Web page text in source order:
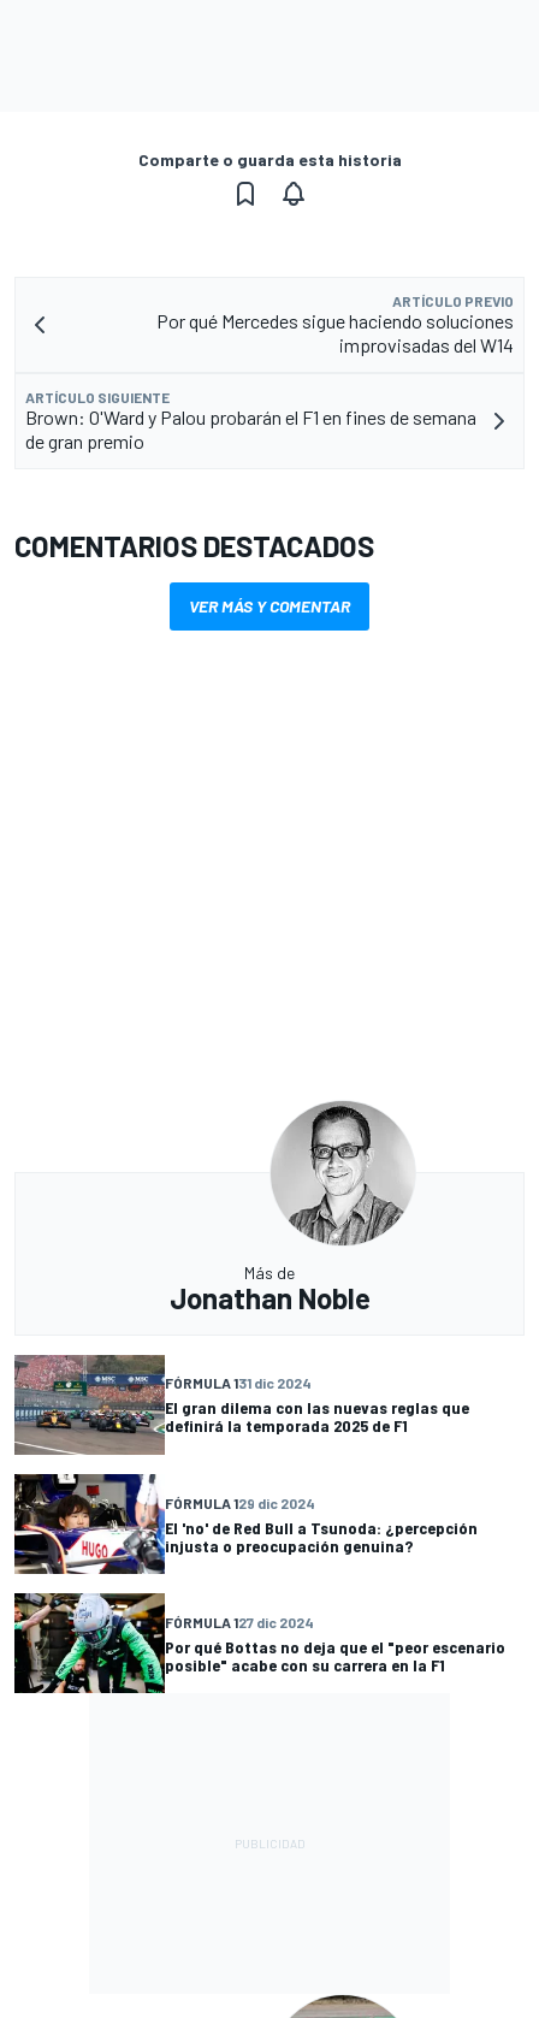
Comparte o guarda esta historia
ARTÍCULO PREVIO
Por qué Mercedes sigue haciendo soluciones
improvisadas del W14
ARTÍCULO SIGUIENTE
Brown: O'Ward y Palou probarán el F1 en fines de semana
de gran premio
COMENTARIOS DESTACADOS
VER MÁS Y COMENTAR
Más de
Jonathan Noble
FÓRMULA 131 dic 2024
El gran dilema con las nuevas reglas que
definirá la temporada 2025 de F1
FÓRMULA 129 dic 2024
El 'no' de Red Bull a Tsunoda: ¿percepción
injusta o preocupación genuina?
FÓRMULA 127 dic 2024
Por qué Bottas no deja que el "peor escenario
posible" acabe con su carrera en la F1